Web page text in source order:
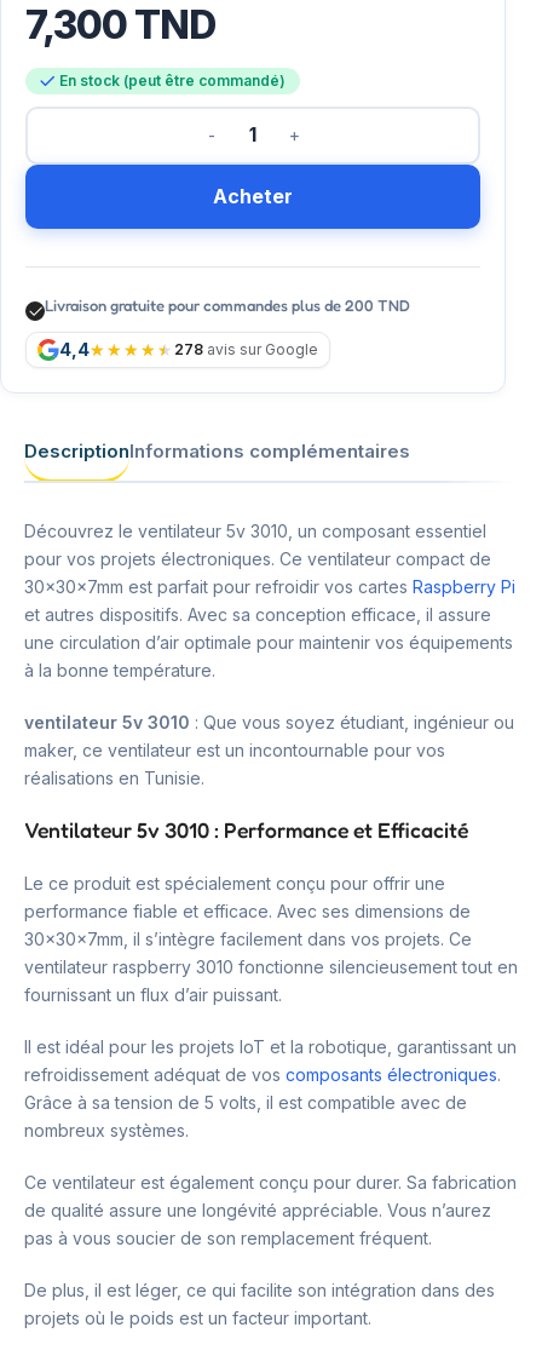
7,300TND
En stock (peut être commandé)
Acheter
Livraison gratuite pour commandes plus de 200 TND
4,4 278 avis sur Google
DescriptionInformations complémentaires
Découvrez le ventilateur 5v 3010, un composant essentiel
pour vos projets électroniques. Ce ventilateur compact de
30x30x7mm est parfait pour refroidir vos cartes Raspberry Pi
et autres dispositifs. Avec sa conception efficace, il assure
une circulation d’air optimale pour maintenir vos équipements
à la bonne température.
ventilateur 5v 3010 : Que vous soyez étudiant, ingénieur ou
maker, ce ventilateur est un incontournable pour vos
réalisations en Tunisie.
Ventilateur 5v 3010 : Performance et Efficacité
Le ce produit est spécialement conçu pour offrir une
performance fiable et efficace. Avec ses dimensions de
30x30x7mm, il s’intègre facilement dans vos projets. Ce
ventilateur raspberry 3010 fonctionne silencieusement tout en
fournissant un flux d’air puissant.
Il est idéal pour les projets IoT et la robotique, garantissant un
refroidissement adéquat de vos composants électroniques.
Grâce à sa tension de 5 volts, il est compatible avec de
nombreux systèmes.
Ce ventilateur est également conçu pour durer. Sa fabrication
de qualité assure une longévité appréciable. Vous n’aurez
pas à vous soucier de son remplacement fréquent.
De plus, il est léger, ce qui facilite son intégration dans des
projets où le poids est un facteur important.